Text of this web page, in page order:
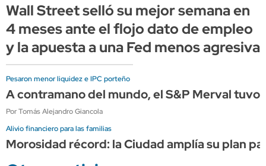
Wall Street selló su mejor semana en
4 meses ante el flojo dato de empleo
y la apuesta a una Fed menos agresiva
Pesaron menor liquidez e IPC porteño
A contramano del mundo, el S&P Merval
Por Tomás Alejandro Giancola
Alivio financiero para las familias
Morosidad récord: la Ciudad amplía su plan